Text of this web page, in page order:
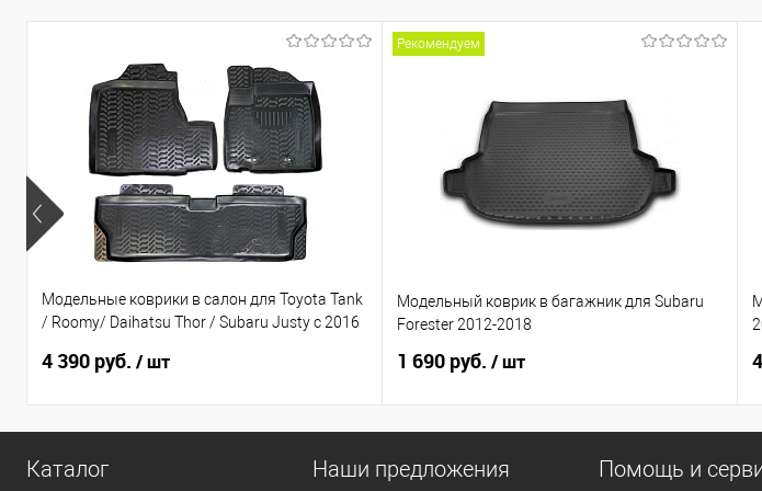
Модельные коврики в салон для Toyota Tank
/ Roomy/ Daihatsu Thor / Subaru Justy с 2016
4 390 руб. / шт
Рекомендуем
Модельный коврик в багажник для Subaru
Forester 2012-2018
1 690 руб. / шт
Каталог Наши предложения Помощь и